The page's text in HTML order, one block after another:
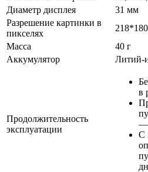
Диаметр дисплея
31 мм
Разрешение картинки в
пикселях
218*180
Масса
40 г
Аккумулятор
Литий-
Продолжительность
эксплуатации
в
—
С